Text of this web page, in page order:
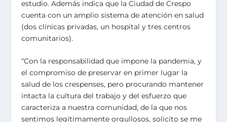
estudio. Además indica que la Ciudad de Crespo
cuenta con un amplio sistema de atención en salud
(dos clínicas privadas, un hospital y tres centros
comunitarios).
“Con la responsabilidad que impone la pandemia, y
el compromiso de preservar en primer lugar la
salud de los crespenses, pero procurando mantener
intacta la cultura del trabajo y del esfuerzo que
caracteriza a nuestra comunidad, de la que nos
sentimos legítimamente orgullosos, solicito se me